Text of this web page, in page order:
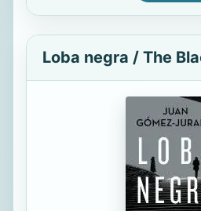
Loba negra / The